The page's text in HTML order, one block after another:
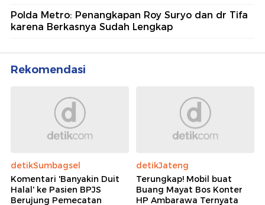
Polda Metro: Penangkapan Roy Suryo dan dr Tifa
karena Berkasnya Sudah Lengkap
Rekomendasi
detikSumbagsel
Komentari 'Banyakin Duit
Halal' ke Pasien BPJS
Berujung Pemecatan
detikJateng
Terungkap! Mobil buat
Buang Mayat Bos Konter
HP Ambarawa Ternyata